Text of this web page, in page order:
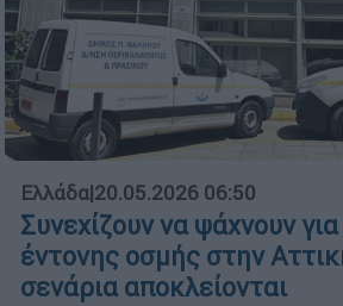
Ελλάδα|20.05.2026 06:50
Συνεχίζουν να ψάχνουν
έντονης οσμής στην
σενάρια αποκλείονται